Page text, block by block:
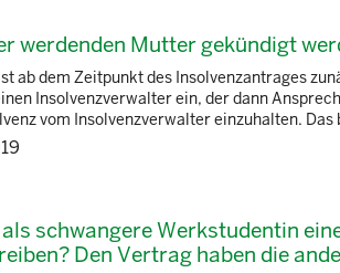
werdenden Mutter gekündigt
ab dem Zeitpunkt des Insolvenzantrages
Insolvenzverwalter ein, der dann
vom Insolvenzverwalter einzuhalten.
schwangere Werkstudentin
Den Vertrag haben die